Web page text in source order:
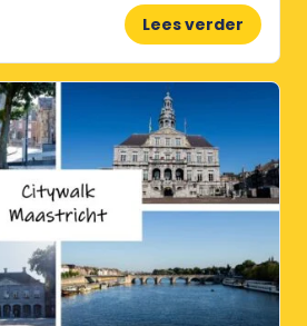
Lees verder